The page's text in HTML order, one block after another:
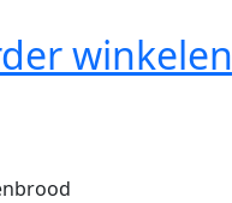
winkelen